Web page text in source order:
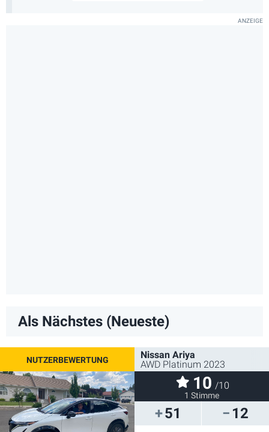
Als Nächstes (Neueste)
51 12
Nissan Ariya
AWD Platinum 2023
10 /10
1 Stimme